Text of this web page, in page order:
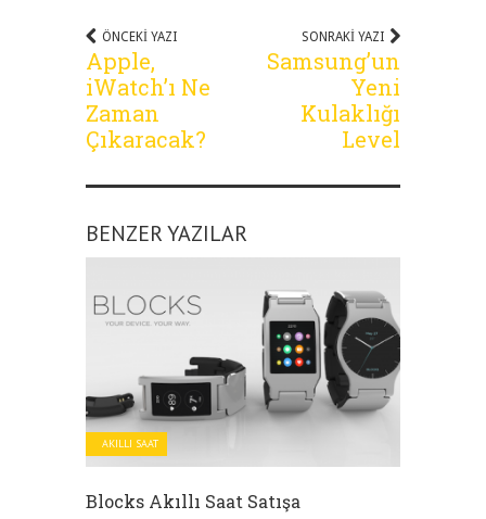
ÖNCEKI YAZI
Apple,
iWatch’ı Ne
Zaman
Çıkaracak?
SONRAKI YAZI
Samsung’un
Yeni
Kulaklığı
Level
BENZER YAZILAR
AKILLI SAAT
Blocks Akıllı Saat Satışa